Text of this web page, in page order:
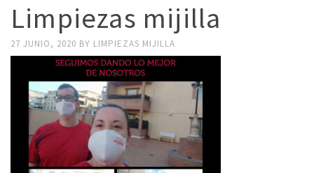
Limpiezas mijilla
27 JUNIO, 2020 BY LIMPIEZAS MIJILLA